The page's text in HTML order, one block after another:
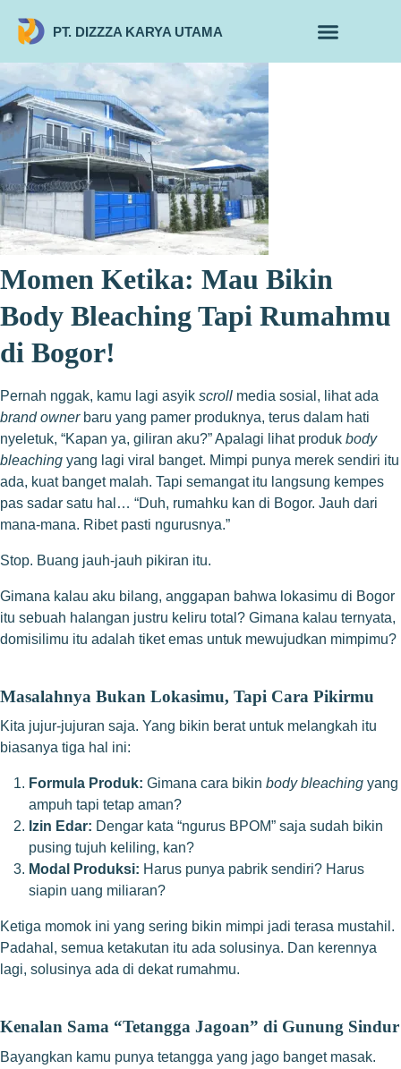
PT. DIZZZA KARYA UTAMA
Momen Ketika: Mau Bikin
Body Bleaching Tapi Rumahmu
di Bogor!
Pernah nggak, kamu lagi asyik scroll media sosial, lihat ada
brand ownerbaru yang pamer produknya, terus dalam hati
nyeletuk, “Kapan ya, giliran aku?” Apalagi lihat produk body
bleaching yang lagi viral banget. Mimpi punya merek sendiri itu
ada, kuat banget malah. Tapi semangat itu langsung kempes
pas sadar satu hal… “Duh, rumahku kan di Bogor. Jauh dari
mana-mana. Ribet pasti ngurusnya.”
Stop. Buang jauh-jauh pikiran itu.
Gimana kalau aku bilang, anggapan bahwa lokasimu di Bogor
itu sebuah halangan justru keliru total? Gimana kalau ternyata,
domisilimu itu adalah tiket emas untuk mewujudkan mimpimu?
Masalahnya Bukan Lokasimu, Tapi Cara Pikirmu
Kita jujur-jujuran saja. Yang bikin berat untuk melangkah itu
biasanya tiga hal ini:
Formula Produk: Gimana cara bikin body bleaching yang
ampuh tapi tetap aman?
Izin Edar: Dengar kata “ngurus BPOM” saja sudah bikin
pusing tujuh keliling, kan?
Modal Produksi: Harus punya pabrik sendiri? Harus
siapin uang miliaran?
Ketiga momok ini yang sering bikin mimpi jadi terasa mustahil.
Padahal, semua ketakutan itu ada solusinya. Dan kerennya
lagi, solusinya ada di dekat rumahmu.
Kenalan Sama “Tetangga Jagoan” di Gunung Sindur
Bayangkan kamu punya tetangga yang jago banget masak.